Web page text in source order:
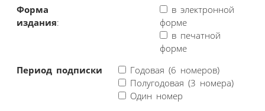
Форма
издания:
в электронной
форме
в печатной
форме
Период подписки
Годовая (6 номеров)
Полугодовая (3 номера)
Один номер